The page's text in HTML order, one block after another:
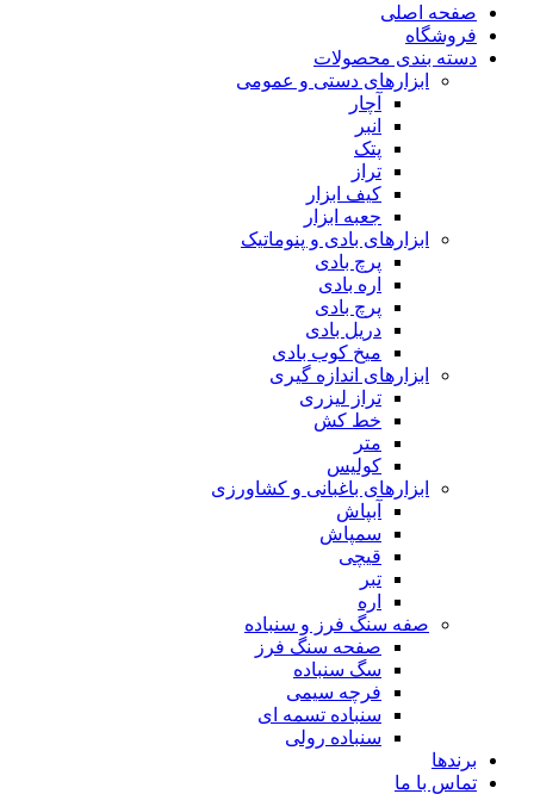
صفحه اصلی
فروشگاه
دسته بندی محصولات
ابزارهای دستی و عمومی
آچار
انبر
پتک
تراز
کیف ابزار
جعبه ابزار
ابزارهای بادی و پنوماتیک
پرچ بادی
اره بادی
پرچ بادی
دریل بادی
میخ کوب بادی
ابزارهای اندازه گیری
تراز لیزری
خط کش
متر
کولیس
ابزارهای باغبانی و کشاورزی
آبپاش
سمپاش
قیچی
تبر
اره
صفه سنگ فرز و سنباده
صفحه سنگ فرز
سگ سنباده
فرچه سیمی
سنباده تسمه ای
سنباده رولی
برندها
تماس با ما